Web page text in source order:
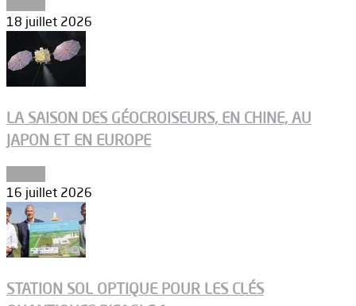
18 juillet 2026
LA SAISON DES GÉOCROISEURS, EN CHINE, AU
JAPON ET EN EUROPE
16 juillet 2026
STATION SOL OPTIQUE POUR LES CLÉS